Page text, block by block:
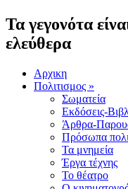
Τα γεγονότα
ελεύθερα
Αρχικη
Πολιτισμος »
Σωματεία
Εκδόσεις-
Άρθρα-
Πρόσωπα
Τα μνημεία
Έργα τέχνης
Το θέατρο